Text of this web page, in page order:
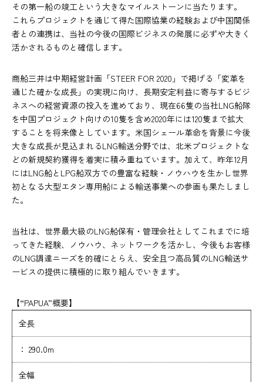
その第一船の竣工という大きなマイルストーンに当たります。
これらプロジェクトを通じて得た国際協業の経験および中国関係
者との連携は、当社の今後の国際ビジネスの発展に必ずや大きく
活かされるものと確信します。
商船三井は中期経営計画「STEER FOR 2020」で掲げる「変革を
通じた確かな成長」の実現に向け、長期安定利益に寄与するビジ
ネスへの経営資源の投入を進めており、現在66隻の当社LNG船隊
を中国プロジェクト向けの10隻を含め2020年には120隻まで拡大
することを将来像としています。米国シェール革命を背景に今後
大きな成長が見込まれるLNG輸送分野では、北米プロジェクトな
どの新規契約獲得を着実に積み重ねています。加えて、昨年12月
にはLNG船とLPG船双方での豊富な経験・ノウハウを生かし世界
初となる大型エタン専用船による輸送事業への参画も果たしまし
た。
当社は、世界最大級のLNG船保有・管理会社としてこれまでに培
ってきた経験、ノウハウ、ネットワークを活かし、今後もお客様
のLNG調達ニーズを的確にとらえ、安全且つ高品質のLNG輸送サ
ービスの提供に積極的に取り組んでいきます。
【“PAPUA”概要】
全長
： 290.0m
全幅